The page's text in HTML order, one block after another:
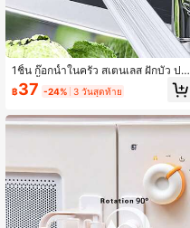
1ชิ้น ก๊อกน้ำในครัว สเตนเลส ฝักบัว ประ
หยัดน้ำ แรงดันสูง หัวฉีด อะแดปเตอร์ก๊
อกน้ำ อ่างล้างหน้าในห้องน้ำ
฿37 -24% 3 วันสุดท้าย